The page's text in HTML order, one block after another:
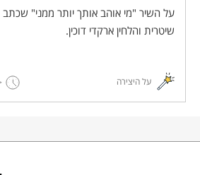
על השיר "מי אוהב אותך יותר ממני" שכתב
שיטרית והלחין ארקדי דוכין.
על היצירה